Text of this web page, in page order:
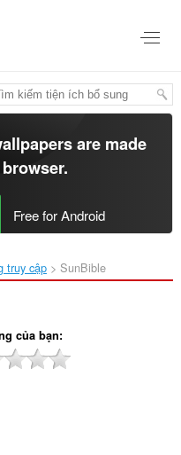
are made
.
Free for Android
truy cập SunBible‎
của bạn